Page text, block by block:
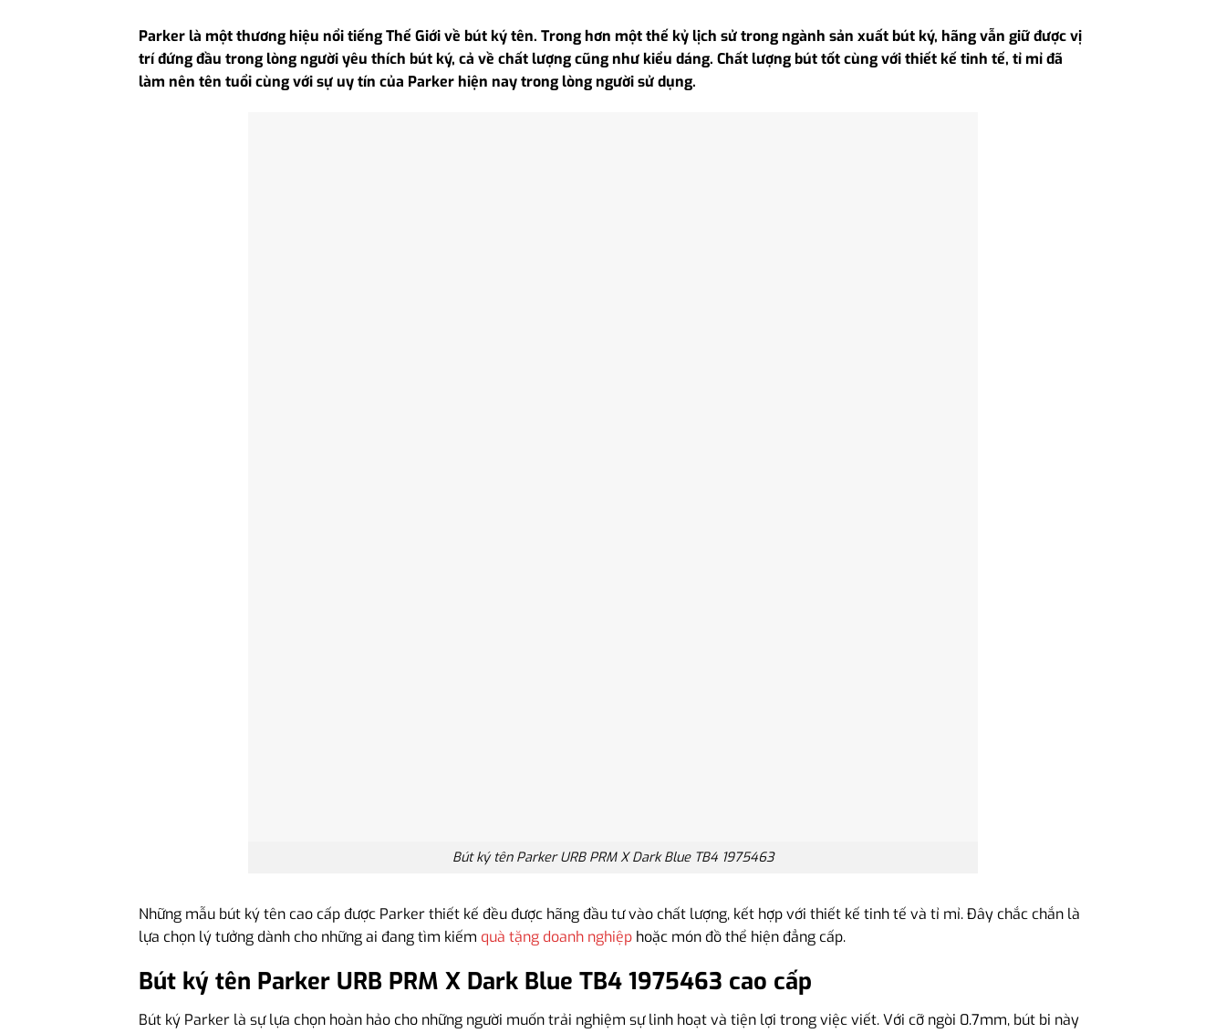
Parker là một thương hiệu nổi tiếng Thế Giới về bút ký tên. Trong hơn một thế kỷ lịch sử trong ngành sản xuất bút ký, hãng vẫn giữ được vị
trí đứng đầu trong lòng người yêu thích bút ký, cả về chất lượng cũng như kiểu dáng. Chất lượng bút tốt cùng với thiết kế tinh tế, tỉ mỉ đã
làm nên tên tuổi cùng với sự uy tín của Parker hiện nay trong lòng người sử dụng.
Bút ký tên Parker URB PRM X Dark Blue TB4 1975463
Những mẫu bút ký tên cao cấp được Parker thiết kế đều được hãng đầu tư vào chất lượng, kết hợp với thiết kế tinh tế và tỉ mỉ. Đây chắc chắn là
lựa chọn lý tưởng dành cho những ai đang tìm kiếm quà tặng doanh nghiệp hoặc món đồ thể hiện đẳng cấp.
Bút ký tên Parker URB PRM X Dark Blue TB4 1975463 cao cấp
Bút ký Parker là sự lựa chọn hoàn hảo cho những người muốn trải nghiệm sự linh hoạt và tiện lợi trong việc viết. Với cỡ ngòi 0.7mm, bút bi này